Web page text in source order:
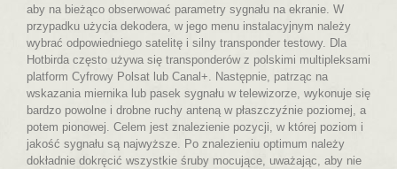
aby na bieżąco obserwować parametry sygnału na ekranie. W
przypadku użycia dekodera, w jego menu instalacyjnym należy
wybrać odpowiedniego satelitę i silny transponder testowy. Dla
Hotbirda często używa się transponderów z polskimi multipleksami
platform Cyfrowy Polsat lub Canal+. Następnie, patrząc na
wskazania miernika lub pasek sygnału w telewizorze, wykonuje się
bardzo powolne i drobne ruchy anteną w płaszczyźnie poziomej, a
potem pionowej. Celem jest znalezienie pozycji, w której poziom i
jakość sygnału są najwyższe. Po znalezieniu optimum należy
dokładnie dokręcić wszystkie śruby mocujące, uważając, aby nie